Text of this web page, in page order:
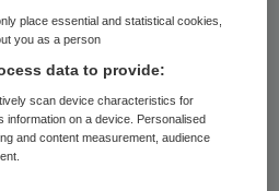
zaten er ruim
in de longstay tegen
uit de longstay
ggz-instellingen en
wonen. De leegloop
door, verwacht
place essential and statistical cookies,
you as a person
data to provide:
scan device characteristics for
information on a device. Personalised
and content measurement, audience